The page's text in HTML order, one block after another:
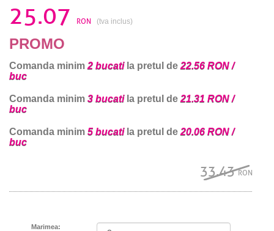
25.07 RON (tva inclus)
PROMO
Comanda minim 2 bucatila pretul de 22.56 RON /
buc
Comanda minim 3 bucatila pretul de 21.31 RON /
buc
Comanda minim 5 bucatila pretul de 20.06 RON /
buc
33.43RON
Marimea: